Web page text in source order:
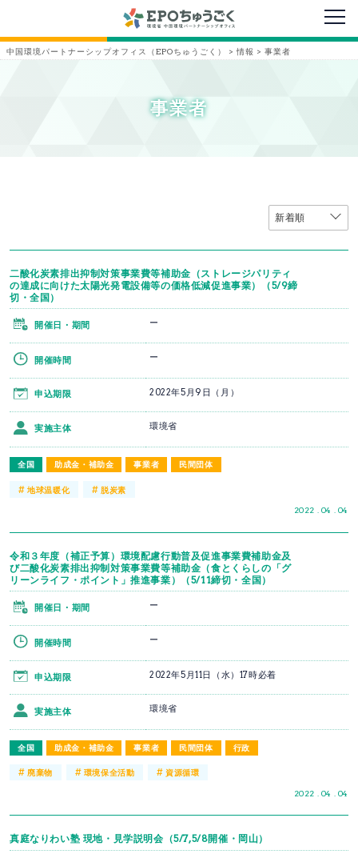
メニ
中国環境パートナーシップオフィス（EPOちゅうごく） > 情報 > 事業者
事業者
二酸化炭素排出抑制対策事業費等補助金（ストレージパリティ
の達成に向けた太陽光発電設備等の価格低減促進事業）（5/9締
切・全国）
全国 助成金・補助金 事業者 民間団体
2022 . 04 . 04
開催日・期間 ー
開催時間 ー
申込期限 2022年5月9日（月）
実施主体 環境省
#地球温暖化 # 脱炭素
令和３年度（補正予算）環境配慮行動普及促進事業費補助金及
び二酸化炭素排出抑制対策事業費等補助金（食とくらしの「グ
リーンライフ・ポイント」推進事業）（5/11締切・全国）
全国 助成金・補助金 事業者 民間団体 行政
2022 . 04 . 04
開催日・期間 ー
開催時間 ー
申込期限 2022年5月11日（水）17時必着
実施主体 環境省
#廃棄物 # 環境保全活動 #資源循環
真庭なりわい塾 現地・見学説明会（5/7,5/8開催・岡山）